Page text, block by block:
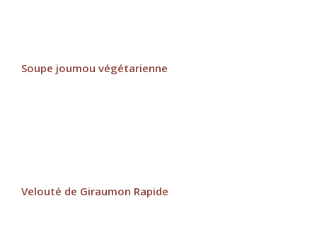
Soupe joumou végétarienne
Velouté de Giraumon Rapide